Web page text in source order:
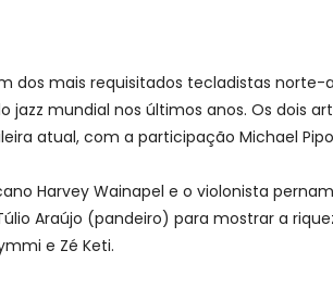
dos mais requisitados tecladistas
mundial nos últimos anos. Os dois
atual, com a participação Michael
Harvey Wainapel e o violonista
Araújo (pandeiro) para mostrar a
e Zé Keti.